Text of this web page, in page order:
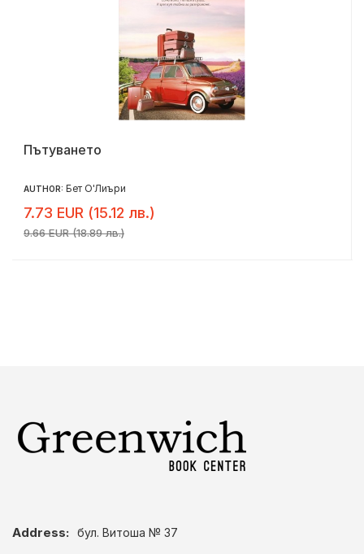
Пътуването
AUTHOR: Бет О'Лиъри
7.73 EUR (15.12 лв.)
9.66 EUR (18.89 лв.)
Address: бул. Витоша № 37